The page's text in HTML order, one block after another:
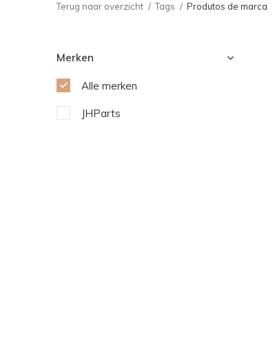
Terug naar overzicht Tags Produtos de marca
Merken
Alle merken
JHParts